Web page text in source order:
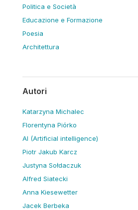
Politica e Società
Educazione e Formazione
Poesia
Architettura
Autori
Katarzyna Michalec
Florentyna Piórko
AI (Artificial intelligence)
Piotr Jakub Karcz
Justyna Sołdaczuk
Alfred Siatecki
Anna Kiesewetter
Jacek Berbeka